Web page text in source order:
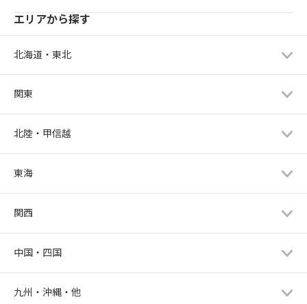
エリアから探す
北海道・東北
関東
北陸・甲信越
東海
関西
中国・四国
九州・沖縄・他